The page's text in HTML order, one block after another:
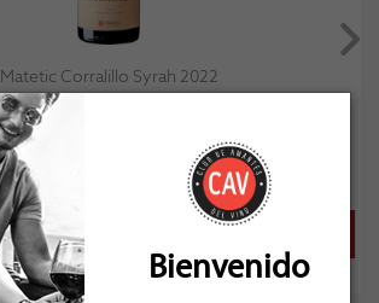
Matetic Corralillo Syrah 2022
Bienvenido